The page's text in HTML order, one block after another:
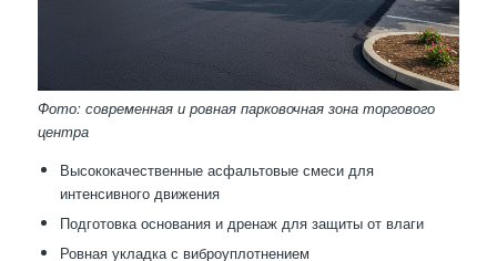
Фото: современная и ровная парковочная зона торгового
центра
Высококачественные асфальтовые смеси для
интенсивного движения
Подготовка основания и дренаж для защиты от влаги
Ровная укладка с виброуплотнением